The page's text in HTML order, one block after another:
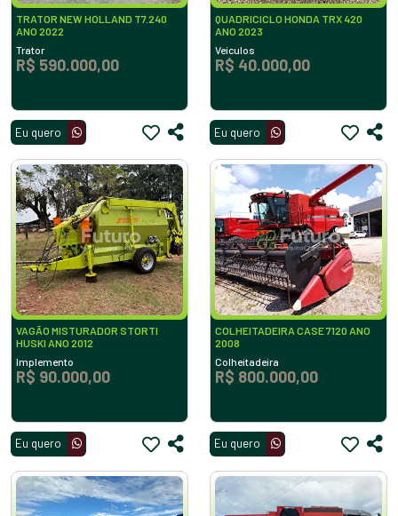
TRATOR NEW HOLLAND T7.240
ANO 2022
Trator
R$ 590.000,00
Eu quero
QUADRICICLO HONDA TRX 420
ANO 2023
Veículos
R$ 40.000,00
Eu quero
VAGÃO MISTURADOR STORTI
HUSKI ANO 2012
Implemento
R$ 90.000,00
Eu quero
COLHEITADEIRA CASE 7120 ANO
2008
Colheitadeira
R$ 800.000,00
Eu quero